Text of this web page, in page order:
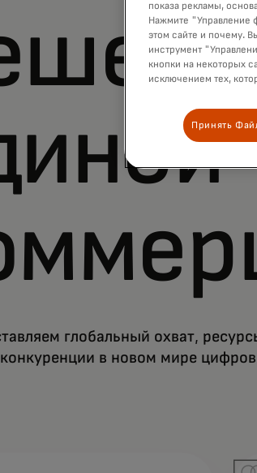
глобальный охват,
в новом мире
показа рекламы,
Нажмите "Управление
этом сайте и почему.
инструмент
кнопки на некоторых
исключением тех,
Принять